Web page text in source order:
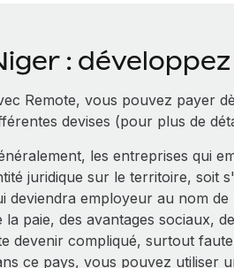
:
Remote, vous pouvez payer
devises (pour plus de
les entreprises qui
juridique sur le territoire, soit
deviendra employeur au nom
la paie, des avantages sociaux,
devenir compliqué, surtout
ce pays, vous pouvez utiliser